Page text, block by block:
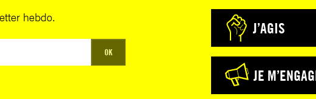
hebdo.
OK
J’AGIS
JE